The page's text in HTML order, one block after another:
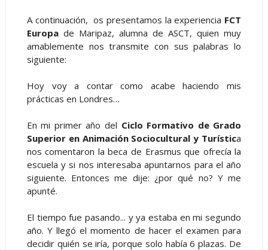
A continuación, os presentamos la experiencia FCT
Europade Maripaz, alumna de ASCT, quien muy
amablemente nos transmite con sus palabras lo
siguiente:
Hoy voy a contar como acabe haciendo mis
prácticas en Londres…
En mi primer año del Ciclo Formativo de Grado
Superior en Animación Sociocultural y Turística
nos comentaron la beca de Erasmus que ofrecía la
escuela y si nos interesaba apuntarnos para el año
siguiente. Entonces me dije: ¿por qué no? Y me
apunté.
El tiempo fue pasando... y ya estaba en mi segundo
año. Y llegó el momento de hacer el examen para
decidir quién se iría, porque solo había 6 plazas. De